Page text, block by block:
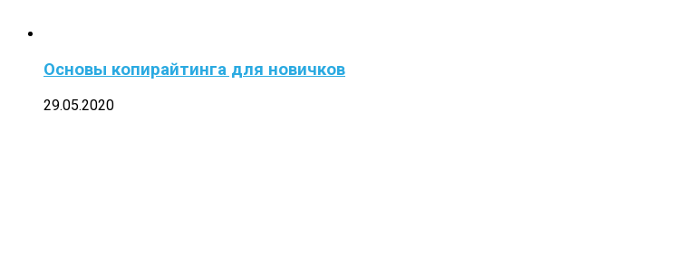
Основы копирайтинга для новичков
29.05.2020